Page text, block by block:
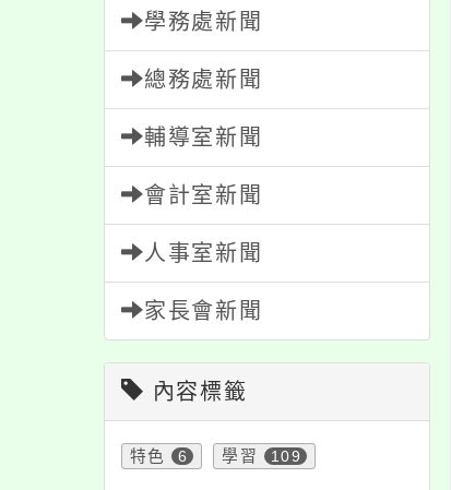
學務處新聞
總務處新聞
輔導室新聞
會計室新聞
人事室新聞
家長會新聞
內容標籤
特色 6 學習 109